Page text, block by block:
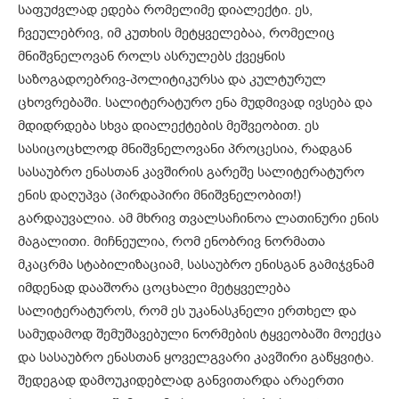
საფუძვლად ედება რომელიმე დიალექტი. ეს,
ჩვეულებრივ, იმ კუთხის მეტყველებაა, რომელიც
მნიშვნელოვან როლს ასრულებს ქვეყნის
საზოგადოებრივ-პოლიტიკურსა და კულტურულ
ცხოვრებაში. სალიტერატურო ენა მუდმივად ივსება და
მდიდრდება სხვა დიალექტების მეშვეობით. ეს
სასიცოცხლოდ მნიშვნელოვანი პროცესია, რადგან
სასაუბრო ენასთან კავშირის გარეშე სალიტერატურო
ენის დაღუპვა (პირდაპირი მნიშვნელობით!)
გარდაუვალია. ამ მხრივ თვალსაჩინოა ლათინური ენის
მაგალითი. მიჩნეულია, რომ ენობრივ ნორმათა
მკაცრმა სტაბილიზაციამ, სასაუბრო ენისგან გამიჯვნამ
იმდენად დააშორა ცოცხალი მეტყველება
სალიტერატუროს, რომ ეს უკანასკნელი ერთხელ და
სამუდამოდ შემუშავებული ნორმების ტყვეობაში მოექცა
და სასაუბრო ენასთან ყოველგვარი კავშირი გაწყვიტა.
შედეგად დამოუკიდებლად განვითარდა არაერთი